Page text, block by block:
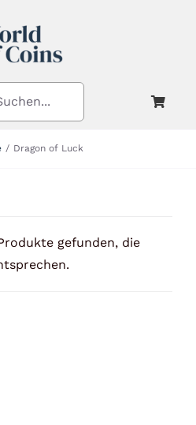
Dragon of Luck
gefunden, die